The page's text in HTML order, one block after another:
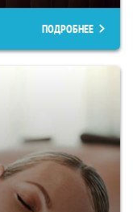
ПОДРОБНЕЕ